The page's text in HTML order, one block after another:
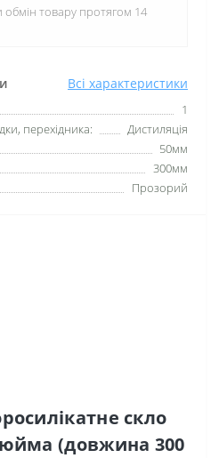
Всі характеристики
1
перехідника:
Дистиляція
50мм
300мм
Прозорий
товару протягом 14
скло
(довжина 300